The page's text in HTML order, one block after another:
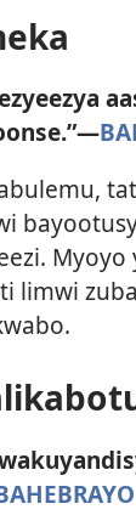
limwi